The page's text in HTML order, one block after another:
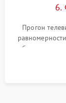
6.
Прогон
работы
в